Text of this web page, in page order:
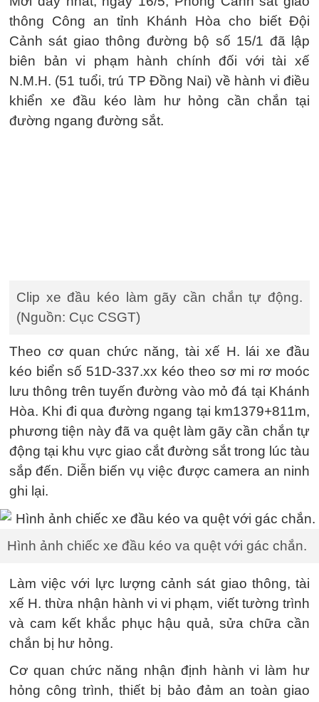
thông Công an tỉnh Khánh Hòa cho biết Đội
Cảnh sát giao thông đường bộ số 15/1 đã lập
biên bản vi phạm hành chính đối với tài xế
N.M.H. (51 tuổi, trú TP Đồng Nai) về hành vi điều
khiển xe đầu kéo làm hư hỏng cần chắn tại
đường ngang đường sắt.
Clip xe đầu kéo làm gãy cần chắn tự động.
(Nguồn: Cục CSGT)
Theo cơ quan chức năng, tài xế H. lái xe đầu
kéo biển số 51D-337.xx kéo theo sơ mi rơ moóc
lưu thông trên tuyến đường vào mỏ đá tại Khánh
Hòa. Khi đi qua đường ngang tại km1379+811m,
phương tiện này đã va quệt làm gãy cần chắn tự
động tại khu vực giao cắt đường sắt trong lúc tàu
sắp đến. Diễn biến vụ việc được camera an ninh
ghi lại.
Hình ảnh chiếc xe đầu kéo va quệt với gác chắn.
Làm việc với lực lượng cảnh sát giao thông, tài
xế H. thừa nhận hành vi vi phạm, viết tường trình
và cam kết khắc phục hậu quả, sửa chữa cần
chắn bị hư hỏng.
Cơ quan chức năng nhận định hành vi làm hư
hỏng công trình, thiết bị bảo đảm an toàn giao